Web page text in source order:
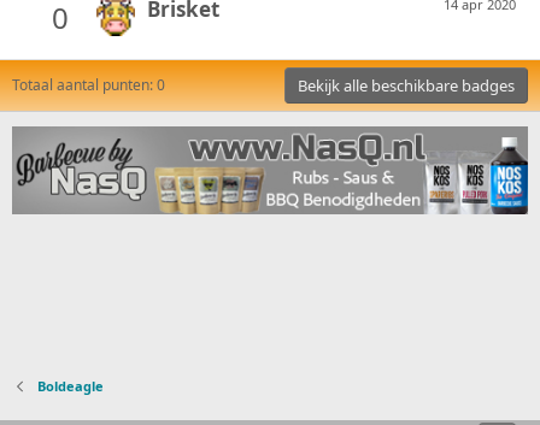
0 14 apr 2020
Brisket
Totaal aantal punten: 0 Bekijk alle beschikbare badges
Boldeagle